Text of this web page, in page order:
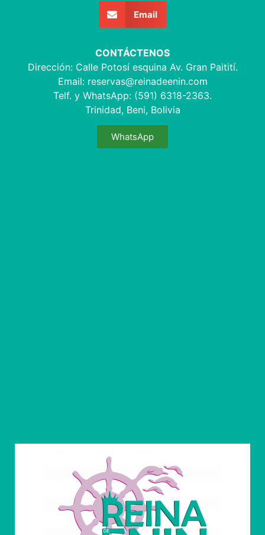
Email
CONTÁCTENOS
Dirección: Calle Potosí esquina Av. Gran Paitití.
Email: reservas@reinadeenin.com
Telf. y WhatsApp: (591) 6318-2363.
Trinidad, Beni, Bolivia
WhatsApp